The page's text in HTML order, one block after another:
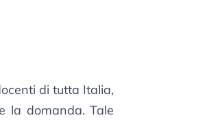
di tutta Italia,
la domanda. Tale